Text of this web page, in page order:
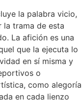
la palabra vicio,
la trama de esta
La afición es una
que la ejecuta lo
en sí misma y
o
como alegoría
en cada lienzo